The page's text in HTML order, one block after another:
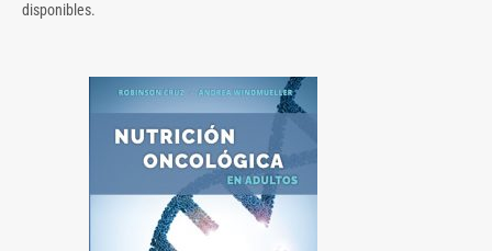
disponibles.